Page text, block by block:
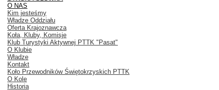
O NAS
Kim jesteśmy
Władze Oddziału
Oferta Krajoznawcza
Koła, Kluby, Komisje
Klub Turystyki Aktywnej PTTK "Pasat"
O Klubie
Władze
Kontakt
Koło Przewodników Świętokrzyskich PTTK
O Kole
Historia